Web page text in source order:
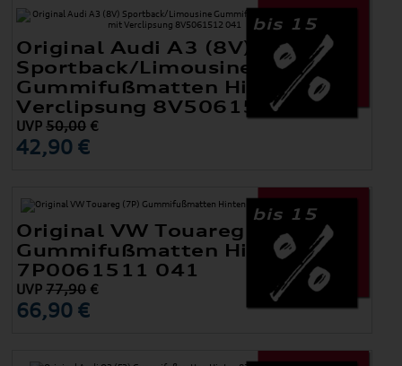
bis 15
Original Audi A3 (8V)
Sportback/Limousine
Gummifußmatten Hinten mit
Verclipsung 8V5061512 041
UVP50,00 €
42,90 €
bis 15
Original VW Touareg (7P)
Gummifußmatten Hinten
7P0061511 041
UVP77,90 €
66,90 €